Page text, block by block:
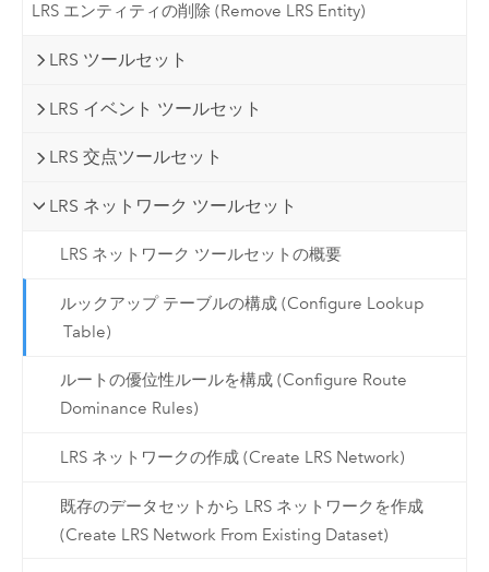
LRS エンティティの削除 (Remove LRS Entity)
LRS ツールセット
LRS イベント ツールセット
LRS 交点ツールセット
LRS ネットワーク ツールセット
LRS ネットワーク ツールセットの概要
ルックアップ テーブルの構成 (Configure Lookup
Table)
ルートの優位性ルールを構成 (Configure Route
Dominance Rules)
LRS ネットワークの作成 (Create LRS Network)
既存のデータセットから LRS ネットワークを作成
(Create LRS Network From Existing Dataset)